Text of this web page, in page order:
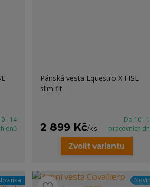
- 14
dnů
Pánská vesta Equestro X FISE
slim fit
2 899 Kč/ks
Do 10 -
pracovních
Zvolit variantu